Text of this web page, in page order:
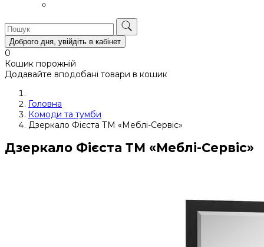
Доброго дня, увійдіть в кабінет
0
Кошик порожній
Додавайте вподобані товари в кошик
Головна
Комоди та тумби
Дзеркало Фієста ТМ «Меблі-Сервіс»
Дзеркало Фієста ТМ «Меблі-Сервіс»